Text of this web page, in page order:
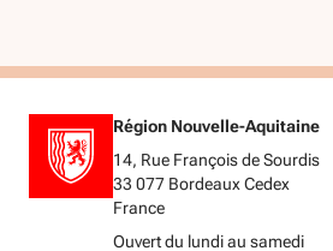
Région Nouvelle-Aquitaine
14, Rue François de Sourdis
33 077 Bordeaux Cedex
France
Ouvert du lundi au samedi